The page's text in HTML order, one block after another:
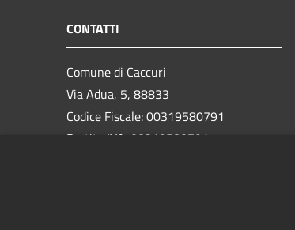
CONTATTI
Comune di Caccuri
Via Adua, 5, 88833
Codice Fiscale: 00319580791
Partita IVA: 00319580791